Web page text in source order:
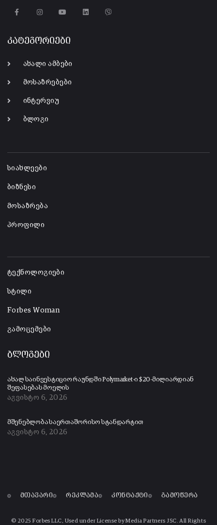
კატეგორიები
ახალი ამბები
მოსაზრებები
ინტერვიუ
ბლოგი
სიახლეები
ბიზნესი
მოსაზრება
პროფილი
ტექნოლოგიები
სტილი
Forbes Woman
გამოცემები
ბლოგები
ახალ საინვესტიციო რაუნდში Polymarket-ი $20-მილიარდიან
შეფასებას მოელის
აგვისტო 6, 2026
მშენებლობა საერთაშორისო სტანდარტით
აგვისტო 6, 2026
მთავარი რეკლამა კონტაქტი გამოწერა
© 2025 Forbes LLC, Used under License by Media Partners JSC. All Rights